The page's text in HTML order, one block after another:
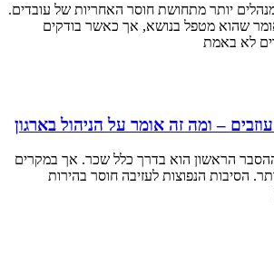
יותר מתחושת חוסר האחריות של עובדים.
שהוא מטפל בנושא, אך כאשר בודקים
לא באמת
– ומה זה אומר על הניהול בארגון
הראשון הוא בדרך כלל שכר. אך במקרים
הסיבות הנפוצות לעזיבה חוסר בהירות